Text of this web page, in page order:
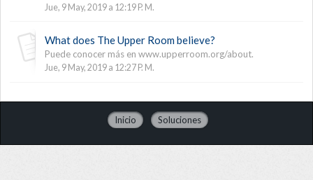
Jue, 9 May, 2019 a 12:19 P. M.
What does The Upper Room believe?
Puede conocer más en www.upperroom.org/about.
Jue, 9 May, 2019 a 12:27 P. M.
Inicio Soluciones